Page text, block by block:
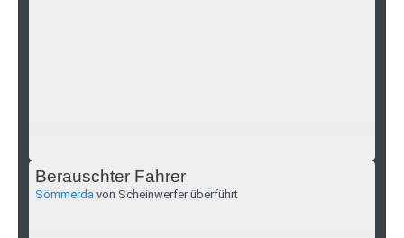
Berauschter Fahrer
Sömmerda von Scheinwerfer überführt